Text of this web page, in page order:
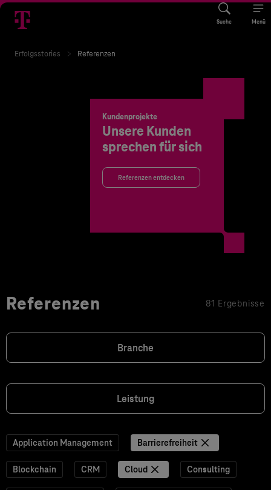
Suche Menü
Erfolgsstories Referenzen
Kundenprojekte
Unsere Kunden
sprechen für sich
Referenzen entdecken
Referenzen 81 Ergebnisse
Branche
Leistung
Application Management Barrierefreiheit
Blockchain CRM Cloud Consulting